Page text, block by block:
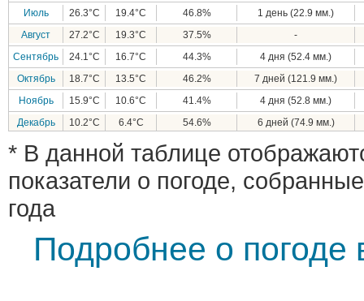
Июль
26.3°C 19.4°C 46.8%
1 день (22.9 мм.)
Август
27.2°C 19.3°C 37.5%
-
Сентябрь
24.1°C 16.7°C 44.3%
4 дня (52.4 мм.)
Октябрь
18.7°C 13.5°C 46.2%
7 дней (121.9 мм.)
Ноябрь
15.9°C 10.6°C 41.4%
4 дня (52.8 мм.)
Декабрь
10.2°C 6.4°C 54.6% 6 дней (74.9 мм.)
* В данной таблице
показатели о погоде,
года
Подробнее о погоде